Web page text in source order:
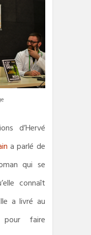
d’Hervé
a parlé de
qui se
connaît
a livré au
pour faire